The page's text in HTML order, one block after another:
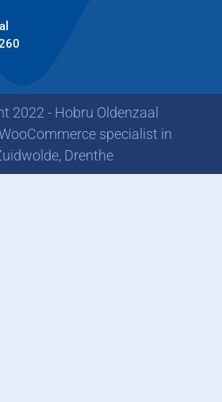
2022 - Hobru Oldenzaal
specialist in
Drenthe